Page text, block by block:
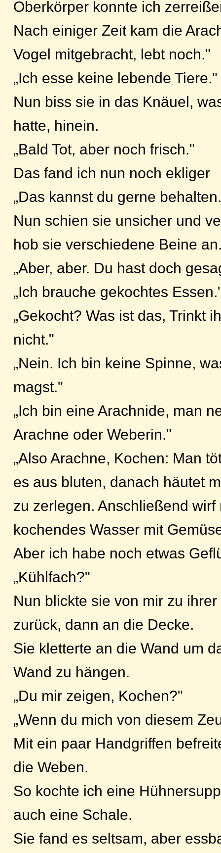
Oberkörper konnte ich
Nach einiger Zeit kam die
Vogel mitgebracht, lebt noch."
„Ich esse keine lebende Tiere."
Nun biss sie in das Knäuel,
hatte, hinein.
„Bald Tot, aber noch frisch."
Das fand ich nun noch ekliger
„Das kannst du gerne
Nun schien sie unsicher und
hob sie verschiedene Beine
„Aber, aber. Du hast doch
„Ich brauche gekochtes
„Gekocht? Was ist das, Trinkt
nicht."
„Nein. Ich bin keine Spinne,
magst."
„Ich bin eine Arachnide, man
Arachne oder Weberin."
„Also Arachne, Kochen: Man
es aus bluten, danach häutet
zu zerlegen. Anschließend wirf
kochendes Wasser mit
Aber ich habe noch etwas
„Kühlfach?"
Nun blickte sie von mir zu
zurück, dann an die Decke.
Sie kletterte an die Wand um
Wand zu hängen.
„Du mir zeigen, Kochen?"
„Wenn du mich von diesem
Mit ein paar Handgriffen
die Weben.
So kochte ich eine
auch eine Schale.
Sie fand es seltsam, aber